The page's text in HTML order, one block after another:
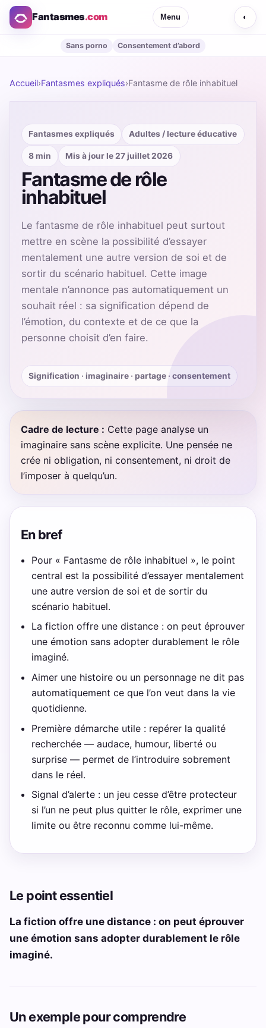
Fantasmes.com Menu ◐
Sans porno Consentement d’abord
Accueil›Fantasmes expliqués›Fantasme de rôle inhabituel
Fantasmes expliqués Adultes / lecture éducative
8 min Mis à jour le 27 juillet 2026
Fantasme de rôle
inhabituel
Le fantasme de rôle inhabituel peut surtout
mettre en scène la possibilité d’essayer
mentalement une autre version de soi et de
sortir du scénario habituel. Cette image
mentale n’annonce pas automatiquement un
souhait réel : sa signification dépend de
l’émotion, du contexte et de ce que la
personne choisit d’en faire.
Signification · imaginaire · partage · consentement
Cadre de lecture : Cette page analyse un
imaginaire sans scène explicite. Une pensée ne
crée ni obligation, ni consentement, ni droit de
l’imposer à quelqu’un.
En bref
Pour « Fantasme de rôle inhabituel », le point
central est la possibilité d’essayer mentalement
une autre version de soi et de sortir du
scénario habituel.
La fiction offre une distance : on peut éprouver
une émotion sans adopter durablement le rôle
imaginé.
Aimer une histoire ou un personnage ne dit pas
automatiquement ce que l’on veut dans la vie
quotidienne.
Première démarche utile : repérer la qualité
recherchée — audace, humour, liberté ou
surprise — permet de l’introduire sobrement
dans le réel.
Signal d’alerte : un jeu cesse d’être protecteur
si l’un ne peut plus quitter le rôle, exprimer une
limite ou être reconnu comme lui-même.
Le point essentiel
La fiction offre une distance : on peut éprouver
une émotion sans adopter durablement le rôle
imaginé.
Un exemple pour comprendre